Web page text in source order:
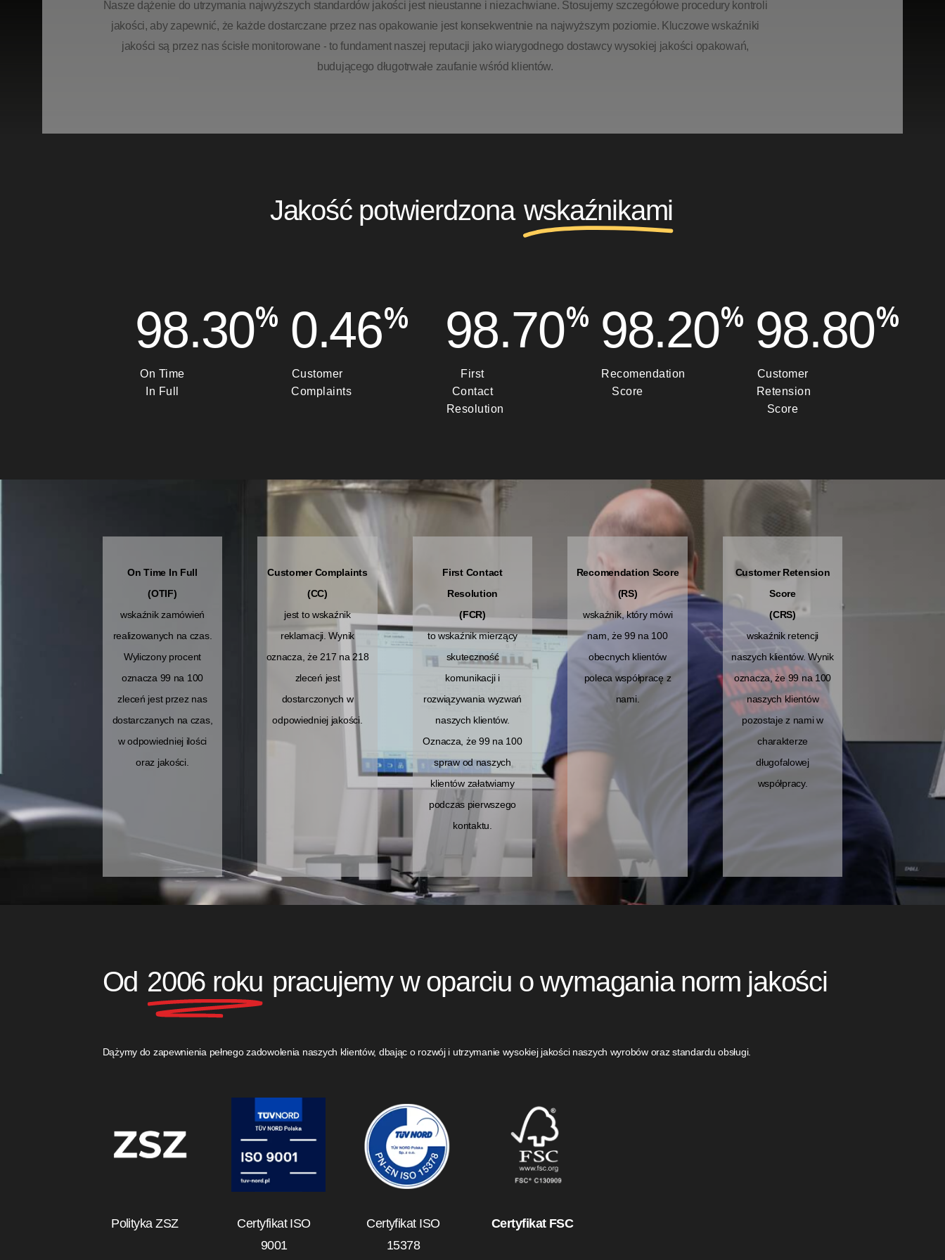
Nasze dążenie do utrzymania najwyższych standardów jakości jest nieustanne i niezachwiane. Stosujemy szczegółowe procedury kontroli
jakości, aby zapewnić, że każde dostarczane przez nas opakowanie jest konsekwentnie na najwyższym poziomie. Kluczowe wskaźniki
jakości są przez nas ścisłe monitorowane - to fundament naszej reputacji jako wiarygodnego dostawcy wysokiej jakości opakowań,
budującego długotrwałe zaufanie wśród klientów.
Jakość potwierdzona wskaźnikami
98.70%
On Time
In Full
0.46%
Customer
Complaints
99.10%
First
Contact
Resolution
98.60%
Recomendation
Score
99.20%
Customer
Retension
Score
On Time In Full
(OTIF)
wskaźnik zamówień
realizowanych na czas.
Wyliczony procent
oznacza 99 na 100
zleceń jest przez nas
dostarczanych na czas,
w odpowiedniej ilości
oraz jakości.
Customer Complaints
(CC)
jest to wskaźnik
reklamacji. Wynik
oznacza, że 217 na 218
zleceń jest
dostarczonych w
odpowiedniej jakości.
First Contact
Resolution
(FCR)
to wskaźnik mierzący
skuteczność
komunikacji i
rozwiązywania wyzwań
naszych klientów.
Oznacza, że 99 na 100
spraw od naszych
klientów załatwiamy
podczas pierwszego
kontaktu.
Recomendation Score
(RS)
wskaźnik, który mówi
nam, że 99 na 100
obecnych klientów
poleca współpracę z
nami.
Customer Retension
Score
(CRS)
wskaźnik retencji
naszych klientów. Wynik
oznacza, że 99 na 100
naszych klientów
pozostaje z nami w
charakterze
długofalowej
współpracy.
Od 2006 roku pracujemy w oparciu o wymagania norm jakości
Dążymy do zapewnienia pełnego zadowolenia naszych klientów, dbając o rozwój i utrzymanie wysokiej jakości naszych wyrobów oraz standardu obsługi.
Polityka ZSZ
Certyfikat ISO
9001
Certyfikat ISO
15378
Certyfikat FSC